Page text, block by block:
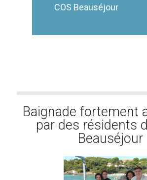
COS Beauséjour
Baignade fortement
par des résidents
Beauséjour
Intervention des
des Pauvres au
gériatrique COS